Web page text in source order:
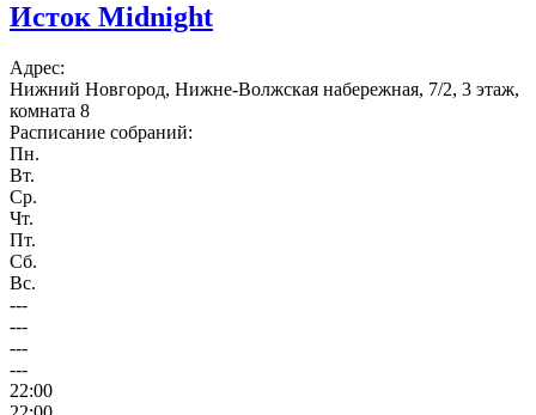
Исток Midnight
Адрес:
Нижний Новгород, Нижне-Волжская набережная, 7/2, 3 этаж,
комната 8
Расписание собраний:
Пн.
Вт.
Ср.
Чт.
Пт.
Сб.
Вс.
---
---
---
---
22:00